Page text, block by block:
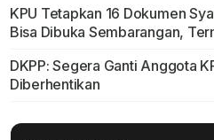
KPU Tetapkan 16 Dokumen
Bisa Dibuka Sembarangan,
DKPP: Segera Ganti Anggota
Diberhentikan